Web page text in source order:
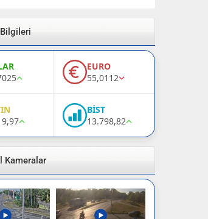
EURO
55,0112
BİST
13.798,82
Kameralar